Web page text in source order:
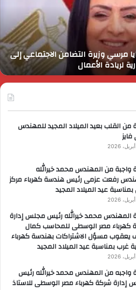
مرسي وزيرة التضامن الاجتماعي إلى
لريادة الأعمال
من القلب بعيد الميلاد المجيد للمهندس
واجبة من المهندس محمد خيرالله
رفعت عزمى رئيس هندسة كهرباء مركز
عيد الميلاد المجيد
المهندس محمد خيرالله رئيس مجلس إدارة
كهرباء مصر الوسطى للمحاسب كمال
يعقوب مسؤل الاشتراكات بهندسة كهرباء
غرب بمناسبة عيد الميلاد المجيد
واجبه من المهندس محمد خيرالله رئيس
إدارة شركة كهرباء مصر الوسطى للاستاذ